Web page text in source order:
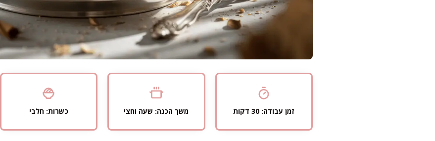
זמן עבודה: 30 דקות משך הכנה: שעה וחצי כשרות: חלבי